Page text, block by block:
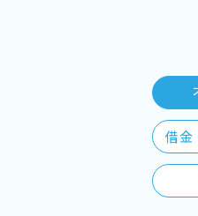
借金